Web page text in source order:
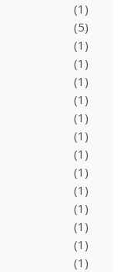
(1)
(5)
(1)
(1)
(1)
(1)
(1)
(1)
(1)
(1)
(1)
(1)
(1)
(1)
(1)